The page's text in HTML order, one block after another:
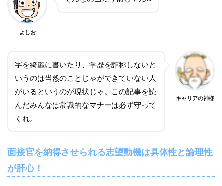
よしお
字を綺麗に書いたり、学歴を詐称しないと
いうのは当然のことじゃができていない人
がいるというのが現状じゃ。この記事を読
んだみんなは常識的なマナーは必ず守って
くれ。
キャリアの神様
面接官を納得させられる志望動機は具体性と論理性
が肝心！